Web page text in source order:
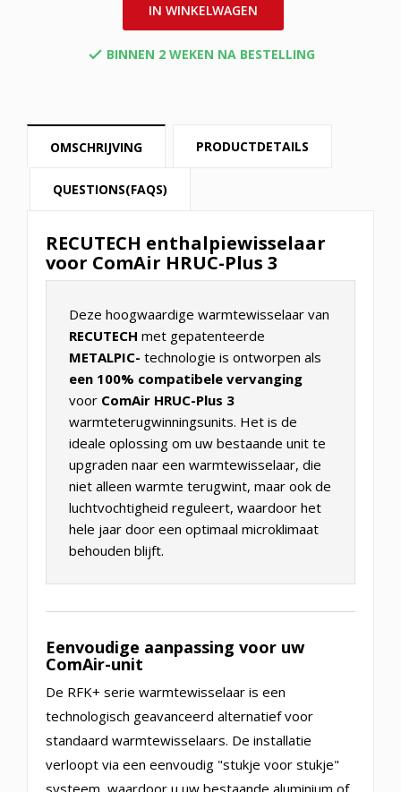
IN WINKELWAGEN
 BINNEN 2 WEKEN NA BESTELLING
OMSCHRIJVING PRODUCTDETAILS
QUESTIONS(FAQS)
RECUTECH enthalpiewisselaar
voor ComAir HRUC-Plus 3
Deze hoogwaardige warmtewisselaar van
RECUTECH met gepatenteerde
METALPIC- technologie is ontworpen als
een 100% compatibele vervanging
voor ComAir HRUC-Plus 3
warmteterugwinningsunits. Het is de
ideale oplossing om uw bestaande unit te
upgraden naar een warmtewisselaar, die
niet alleen warmte terugwint, maar ook de
luchtvochtigheid reguleert, waardoor het
hele jaar door een optimaal microklimaat
behouden blijft.
Eenvoudige aanpassing voor uw
ComAir-unit
De RFK+ serie warmtewisselaar is een
technologisch geavanceerd alternatief voor
standaard warmtewisselaars. De installatie
verloopt via een eenvoudig "stukje voor stukje"
systeem, waardoor u uw bestaande aluminium of